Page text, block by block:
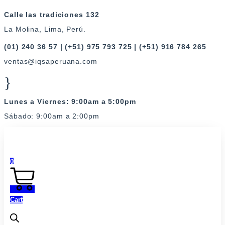
al
contenido
Calle las tradiciones 132
La Molina, Lima, Perú.
(01) 240 36 57 | (+51) 975 793 725 | (+51) 916 784 265
ventas@iqsaperuana.com
Lunes a Viernes: 9:00am a 5:00pm
Sábado: 9:00am a 2:00pm
0
Cart